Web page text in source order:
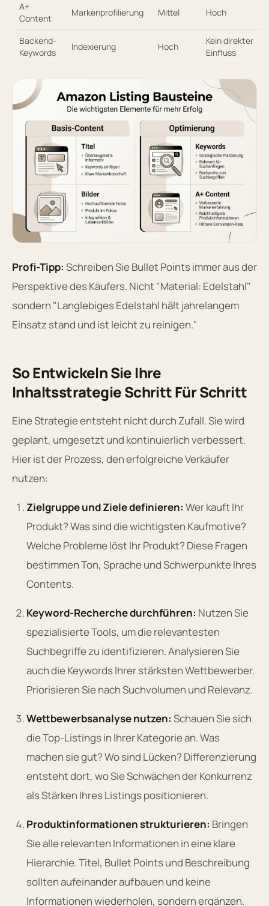
A+
Content
Markenprofilierung Mittel Hoch
Backend-
Keywords
Indexierung Hoch
Kein direkter
Einfluss
Profi-Tipp: Schreiben Sie Bullet Points immer aus der
Perspektive des Käufers. Nicht "Material: Edelstahl"
sondern "Langlebiges Edelstahl hält jahrelangem
Einsatz stand und ist leicht zu reinigen."
So Entwickeln Sie Ihre
Inhaltsstrategie Schritt Für Schritt
Eine Strategie entsteht nicht durch Zufall. Sie wird
geplant, umgesetzt und kontinuierlich verbessert.
Hier ist der Prozess, den erfolgreiche Verkäufer
nutzen:
Zielgruppe und Ziele definieren: Wer kauft Ihr
Produkt? Was sind die wichtigsten Kaufmotive?
Welche Probleme löst Ihr Produkt? Diese Fragen
bestimmen Ton, Sprache und Schwerpunkte Ihres
Contents.
Keyword-Recherche durchführen: Nutzen Sie
spezialisierte Tools, um die relevantesten
Suchbegriffe zu identifizieren. Analysieren Sie
auch die Keywords Ihrer stärksten Wettbewerber.
Priorisieren Sie nach Suchvolumen und Relevanz.
Wettbewerbsanalyse nutzen: Schauen Sie sich
die Top-Listings in Ihrer Kategorie an. Was
machen sie gut? Wo sind Lücken? Differenzierung
entsteht dort, wo Sie Schwächen der Konkurrenz
als Stärken Ihres Listings positionieren.
Produktinformationen strukturieren: Bringen
Sie alle relevanten Informationen in eine klare
Hierarchie. Titel, Bullet Points und Beschreibung
sollten aufeinander aufbauen und keine
Informationen wiederholen, sondern ergänzen.